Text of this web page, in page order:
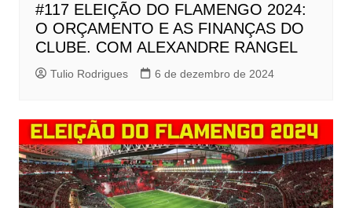
#117 ELEIÇÃO DO FLAMENGO 2024:
O ORÇAMENTO E AS FINANÇAS DO
CLUBE. COM ALEXANDRE RANGEL
Tulio Rodrigues 6 de dezembro de 2024